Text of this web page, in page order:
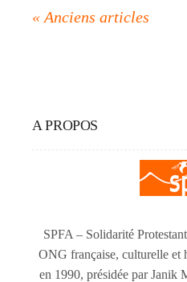
A PROPOS
SPFA – Solidarité
ONG française, culturelle et
en 1990, présidée par Janik